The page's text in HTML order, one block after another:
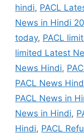
hindi, PACL
News in Hindi
today, PACL
limited Latest
News Hindi,
PACL News
PACL News in
News in Hindi,
Hindi, PACL